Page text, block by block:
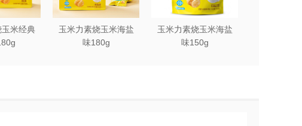
米经典
玉米力素烧玉米海盐
味180g
玉米力素烧玉米海盐
味150g